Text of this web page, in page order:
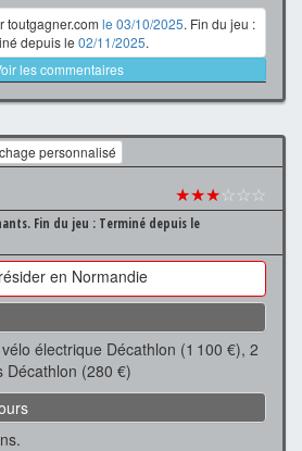
toutgagner.com le 03/10/2025. Fin du jeu :
depuis le 02/11/2025.
les commentaires
personnalisé
★★★☆☆☆
Fin du jeu : Terminé depuis le
résider en Normandie
électrique Décathlon (1 100 €), 2
Décathlon (280 €)